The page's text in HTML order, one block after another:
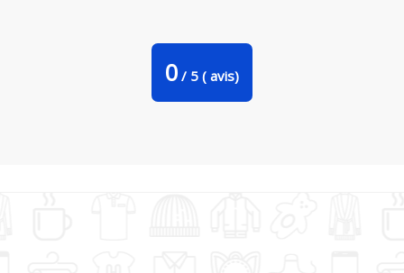
0 / 5 ( avis)